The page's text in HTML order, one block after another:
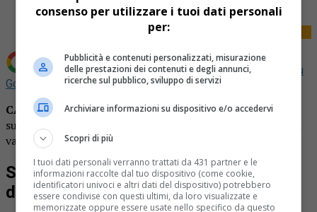
Aggiungi La Provincia di Biella come Fonte preferita su
Google
CANDELO
– Ancora un furto tentato all’interno di un
supermercato: sorprese a rubare generi alimentari per un
valore di circa 100 euro.
Sorprese a rubare in un supermercato
di Candelo
consenso per utilizzare i tuoi dati personali
per:
Pubblicità e contenuti personalizzati, misurazione
delle prestazioni dei contenuti e degli annunci,
ricerche sul pubblico, sviluppo di servizi
Archiviare informazioni su dispositivo e/o accedervi
Scopri di più
I tuoi dati personali verranno trattati da 431 partner e le
informazioni raccolte dal tuo dispositivo (come cookie,
identificatori univoci e altri dati del dispositivo) potrebbero
essere condivise con questi ultimi, da loro visualizzate e
memorizzate oppure essere usate nello specifico da questo